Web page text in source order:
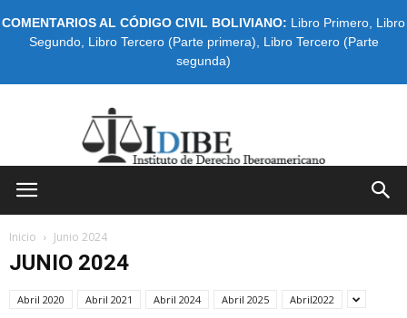
COMENTARIOS AL CÓDIGO CIVIL BOLIVIANO: Libro Primero Libro
Segundo, Libro Tercero (Parte primera)
Libro Tercero (Parte
segunda)
Inicio Junio 2024
JUNIO 2024
Abril 2020 Abril 2021 Abril 2024 Abril 2025 Abril2022